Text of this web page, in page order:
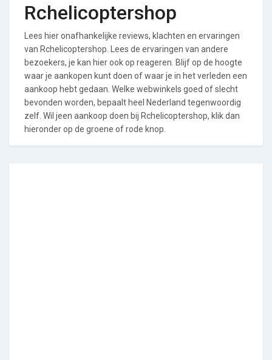
Rchelicoptershop
Lees hier onafhankelijke reviews, klachten en ervaringen
van Rchelicoptershop. Lees de ervaringen van andere
bezoekers, je kan hier ook op reageren. Blijf op de hoogte
waar je aankopen kunt doen of waar je in het verleden een
aankoop hebt gedaan. Welke webwinkels goed of slecht
bevonden worden, bepaalt heel Nederland tegenwoordig
zelf. Wil jeen aankoop doen bij Rchelicoptershop, klik dan
hieronder op de groene of rode knop.